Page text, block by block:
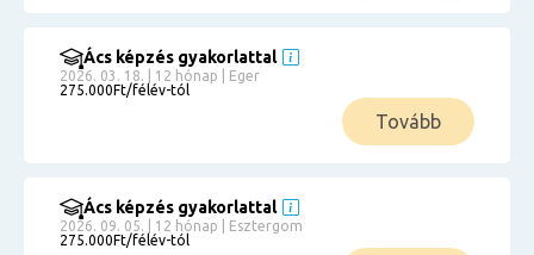
Ács képzés gyakorlattal
2026. 03. 18. | 12 hónap | Eger
275.000Ft/félév-tól
Tovább
Ács képzés gyakorlattal
2026. 09. 05. | 12 hónap | Esztergom
275.000Ft/félév-tól